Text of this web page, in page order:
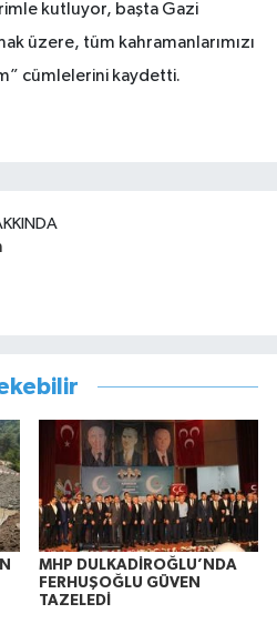
kutluyor, başta Gazi
üzere, tüm kahramanlarımızı
cümlelerini kaydetti.
MHP DULKADİROĞLU’NDA
FERHUŞOĞLU GÜVEN
TAZELEDİ